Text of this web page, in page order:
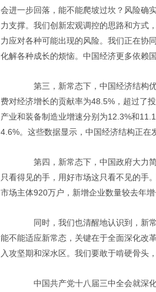
会进一步回落，能不能爬坡过坎？风险确
力支撑。我们创新宏观调控的思路和方式
力应对各种可能出现的风险。我们正在协
化解各种成长的烦恼。中国经济更多依赖
第三，新常态下，中国经济结构优
费对经济增长的贡献率为48.5%，超过了
产业和装备制造业增速分别为12.3%和
4.6%。这些数据显示，中国经济结构正在
第四，新常态下，中国政府大力简
只看得见的手，用好市场这只看不见的手
市场主体920万户，新增企业数量较去年增
同时，我们也清醒地认识到，新常
能不能适应新常态，关键在于全面深化改
入攻坚期和深水区。我们要敢于啃硬骨头
中国共产党十八届三中全会就深化